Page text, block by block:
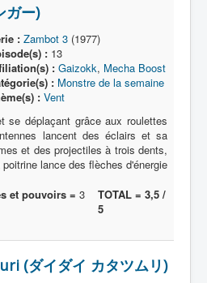
ガー)
: Zambot 3(1977)
:13
: Gaizokk, Mecha Boost
: Monstre de la semaine
: Vent
se déplaçant grâce aux roulettes
lancent des éclairs et sa
et des projectiles à trois dents,
lance des flèches d'énergie
et pouvoirs = 3
TOTAL = 3,5 /
5
(ダイダイ カタツムリ)